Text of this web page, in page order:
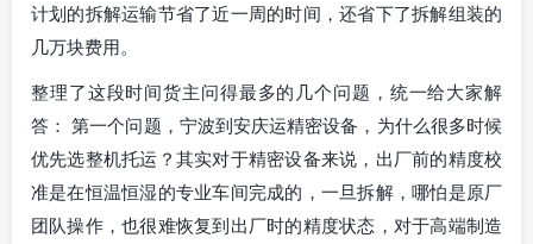
计划的拆解运输节省了近一周的时间，还省下了拆解组装的
几万块费用。
整理了这段时间货主问得最多的几个问题，统一给大家解
答： 第一个问题，宁波到安庆运精密设备，为什么很多时候
优先选整机托运？其实对于精密设备来说，出厂前的精度校
准是在恒温恒湿的专业车间完成的，一旦拆解，哪怕是原厂
团队操作，也很难恢复到出厂时的精度状态，对于高端制造